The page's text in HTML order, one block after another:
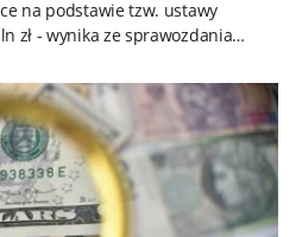
na podstawie tzw. ustawy
zł - wynika ze sprawozdania